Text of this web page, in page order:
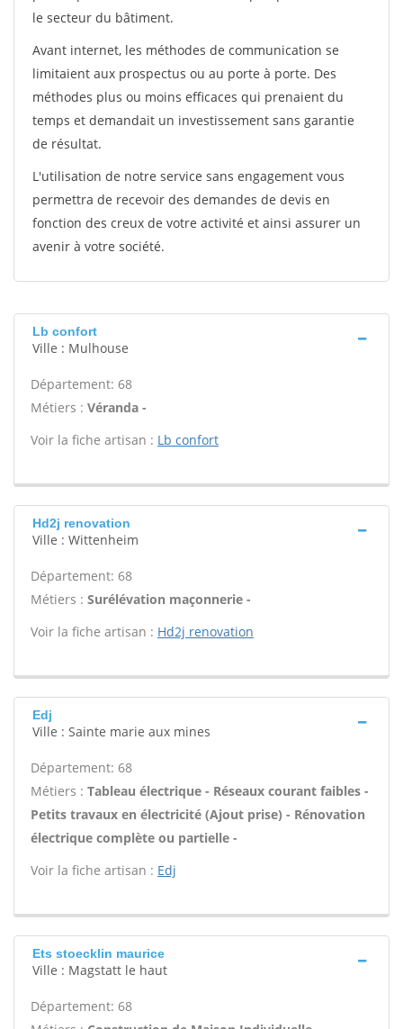
le secteur du bâtiment.
Avant internet, les méthodes de communication se
limitaient aux prospectus ou au porte à porte. Des
méthodes plus ou moins efficaces qui prenaient du
temps et demandait un investissement sans garantie
de résultat.
L'utilisation de notre service sans engagement vous
permettra de recevoir des demandes de devis en
fonction des creux de votre activité et ainsi assurer un
avenir à votre société.
Lb confort
Ville : Mulhouse
Département: 68
Métiers : Véranda -
Voir la fiche artisan : Lb confort
Hd2j renovation
Ville : Wittenheim
Département: 68
Métiers : Surélévation maçonnerie -
Voir la fiche artisan : Hd2j renovation
Edj
Ville : Sainte marie aux mines
Département: 68
Métiers : Tableau électrique - Réseaux courant faibles -
Petits travaux en électricité (Ajout prise) - Rénovation
électrique complète ou partielle -
Voir la fiche artisan : Edj
Ets stoecklin maurice
Ville : Magstatt le haut
Département: 68